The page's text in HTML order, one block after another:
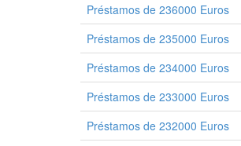
Préstamos de 236000 Euros
Préstamos de 235000 Euros
Préstamos de 234000 Euros
Préstamos de 233000 Euros
Préstamos de 232000 Euros